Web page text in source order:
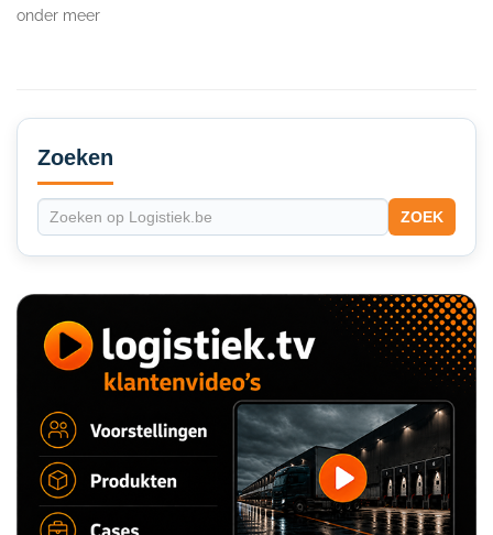
onder meer
Secondary
Sidebar
Zoeken
ZOEK